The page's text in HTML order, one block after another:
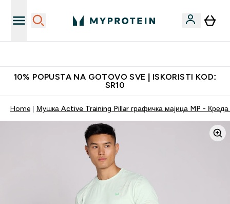
10% POPUSTA NA GOTOVO SVE | ISKORISTI KOD:
SR10
Home Мушка Active Training Pillar графичка мајица MP - Креда